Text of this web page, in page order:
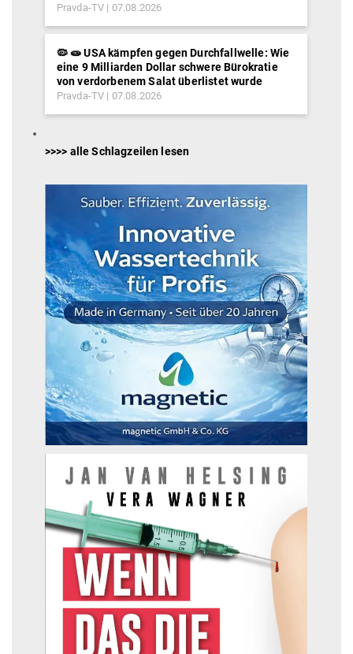
Pravda-TV 07.08.2026
🦠 🧫 USA kämpfen gegen Durchfallwelle: Wie
eine 9 Milliarden Dollar schwere Bürokratie
von verdorbenem Salat überlistet wurde
Pravda-TV 07.08.2026
>>>> alle Schlagzeilen lesen